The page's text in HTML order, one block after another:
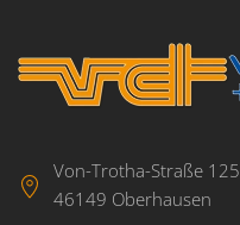
Von-Trotha-Straße 125
46149 Oberhausen